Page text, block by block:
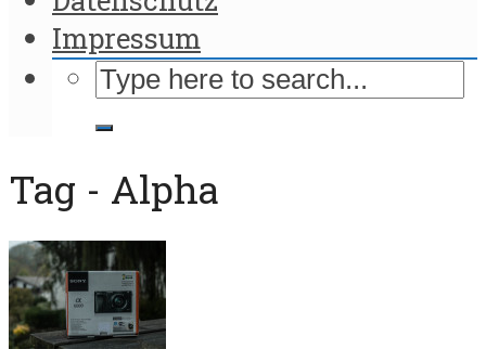
Impressum
Tag - Alpha